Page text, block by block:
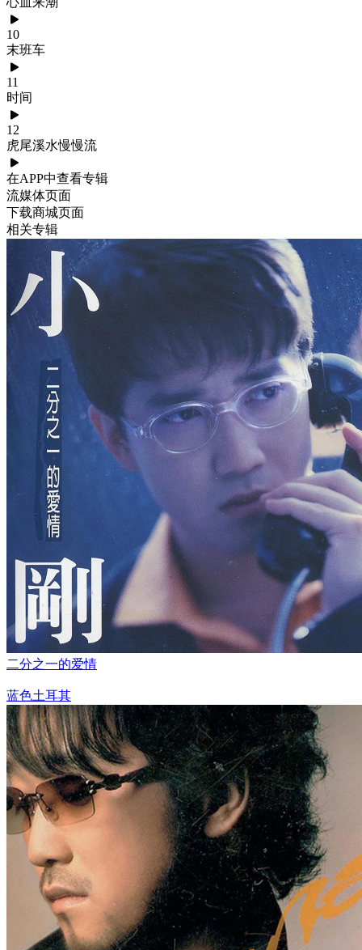
10
末班车
11
时间
12
虎尾溪水慢慢流
在APP中查看专辑
流媒体页面
下载商城页面
相关专辑
二分之一的爱情
蓝色土耳其